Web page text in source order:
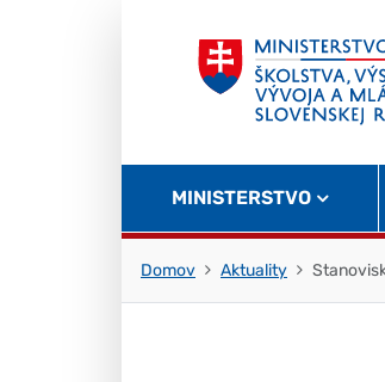
MINISTERSTVO
Domov Aktuality